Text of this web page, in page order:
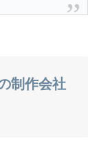
制作会社